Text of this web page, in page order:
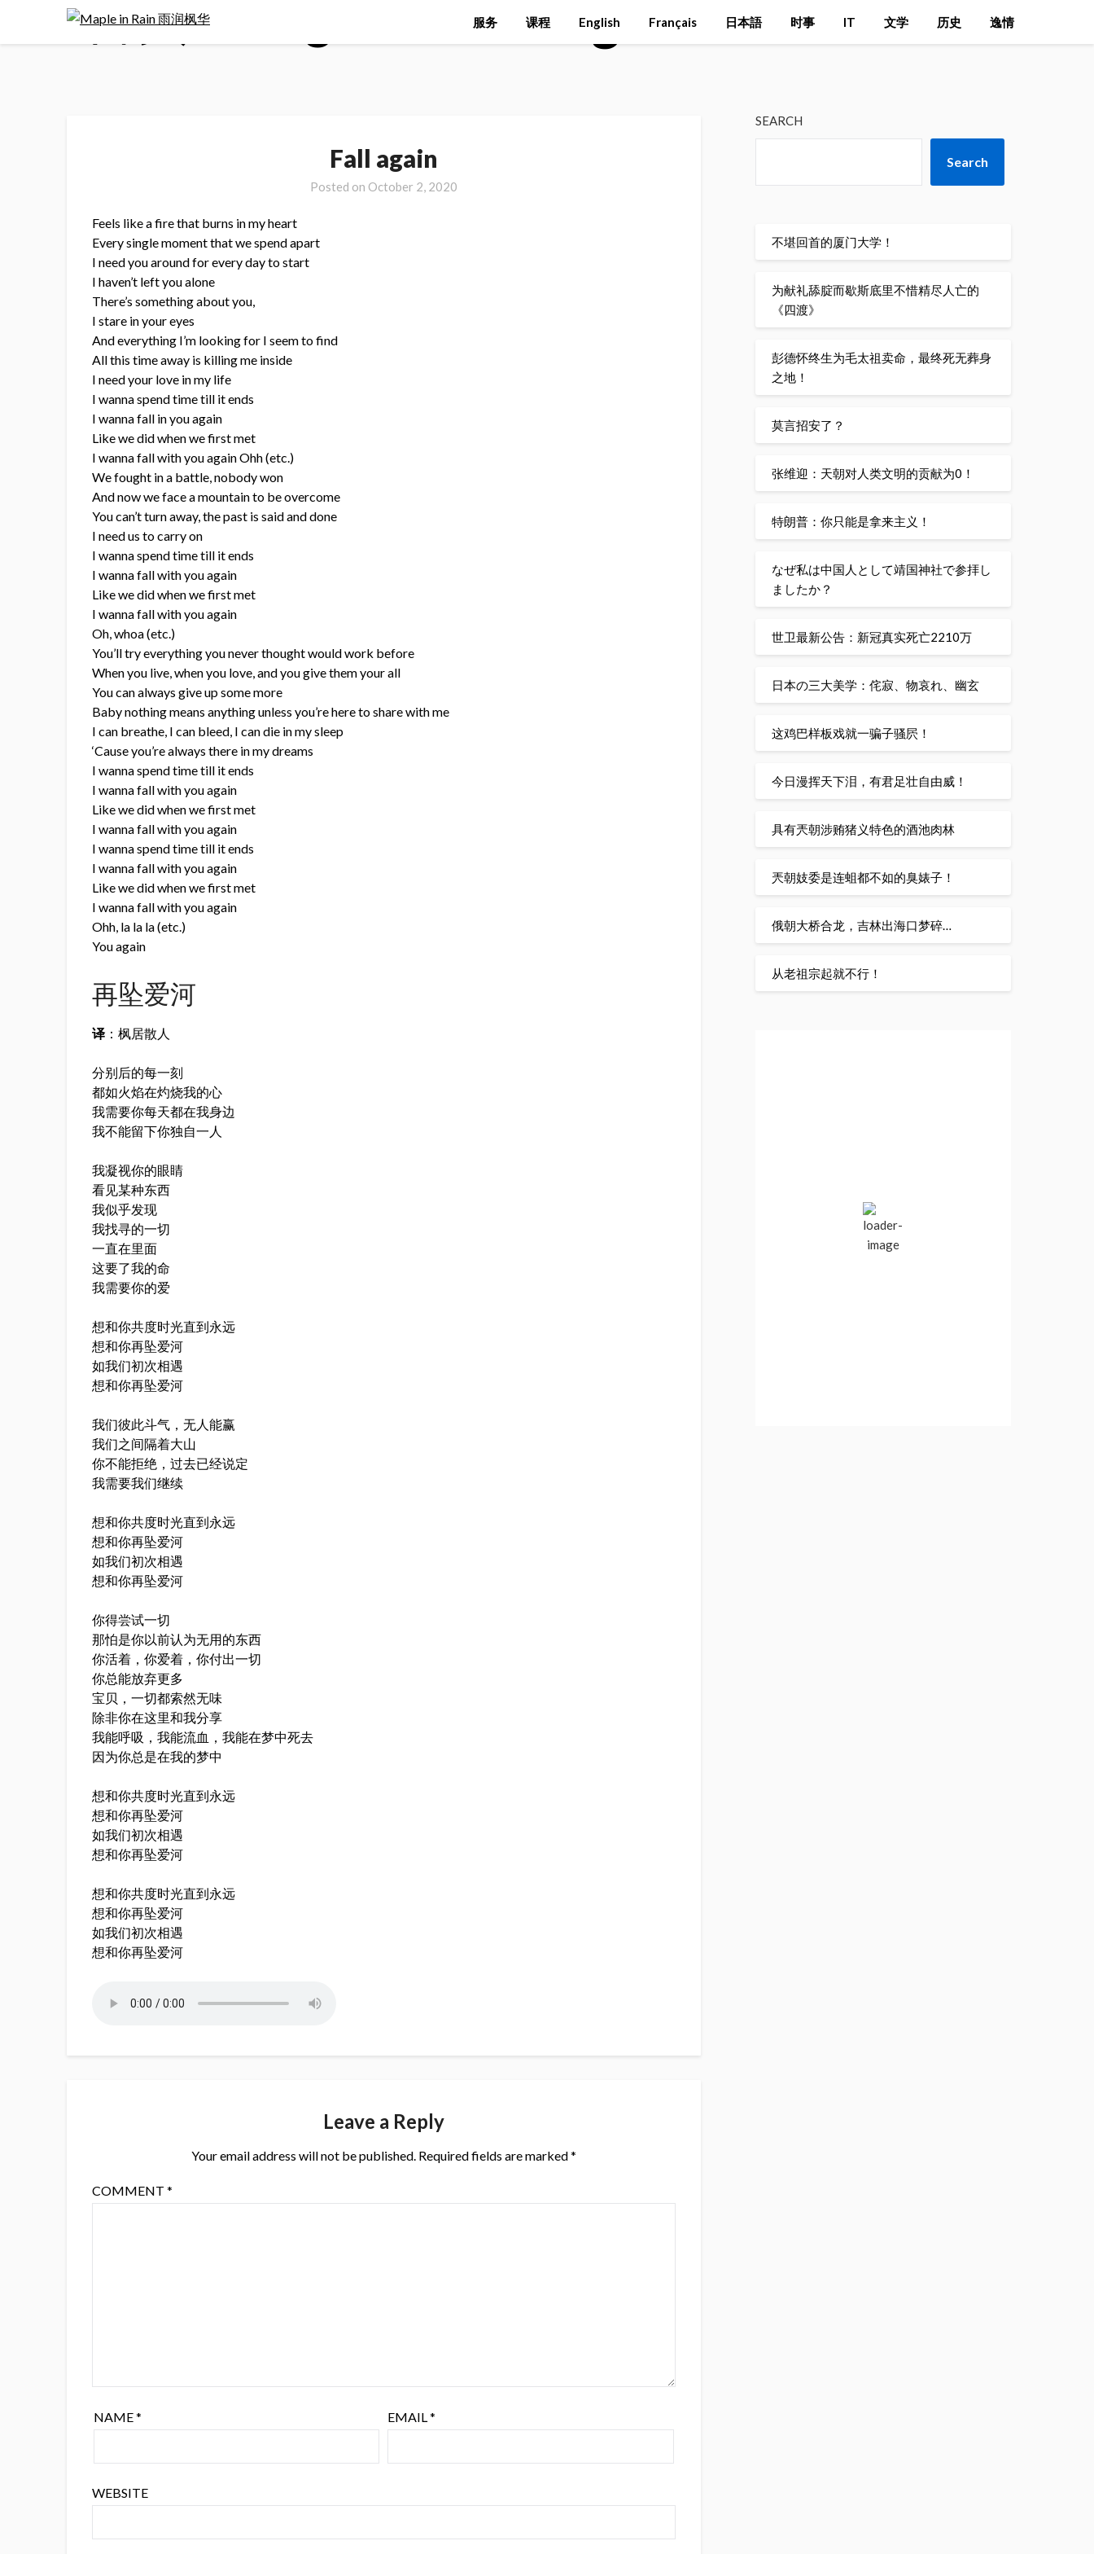
服务 课程 English Français 日本語 时事 IT 文学 历史 逸情
首页> Fall again
Fall again
Posted on October 2, 2020
Feels like a fire that burns in my heart
Every single moment that we spend apart
I need you around for every day to start
I haven’t left you alone
There’s something about you,
I stare in your eyes
And everything I’m looking for I seem to find
All this time away is killing me inside
I need your love in my life
I wanna spend time till it ends
I wanna fall in you again
Like we did when we first met
I wanna fall with you again Ohh (etc.)
We fought in a battle, nobody won
And now we face a mountain to be overcome
You can’t turn away, the past is said and done
I need us to carry on
I wanna spend time till it ends
I wanna fall with you again
Like we did when we first met
I wanna fall with you again
Oh, whoa (etc.)
You’ll try everything you never thought would work before
When you live, when you love, and you give them your all
You can always give up some more
Baby nothing means anything unless you’re here to share with me
I can breathe, I can bleed, I can die in my sleep
‘Cause you’re always there in my dreams
I wanna spend time till it ends
I wanna fall with you again
Like we did when we first met
I wanna fall with you again
I wanna spend time till it ends
I wanna fall with you again
Like we did when we first met
I wanna fall with you again
Ohh, la la la (etc.)
You again
再坠爱河
译 ：枫居散人
分别后的每一刻
都如火焰在灼烧我的心
我需要你每天都在我身边
我不能留下你独自一人
我凝视你的眼睛
看见某种东西
我似乎发现
我找寻的一切
一直在里面
这要了我的命
我需要你的爱
想和你共度时光直到永远
想和你再坠爱河
如我们初次相遇
想和你再坠爱河
我们彼此斗气，无人能赢
我们之间隔着大山
你不能拒绝，过去已经说定
我需要我们继续
想和你共度时光直到永远
想和你再坠爱河
如我们初次相遇
想和你再坠爱河
你得尝试一切
那怕是你以前认为无用的东西
你活着，你爱着，你付出一切
你总能放弃更多
宝贝，一切都索然无味
除非你在这里和我分享
我能呼吸，我能流血，我能在梦中死去
因为你总是在我的梦中
想和你共度时光直到永远
想和你再坠爱河
如我们初次相遇
想和你再坠爱河
想和你共度时光直到永远
想和你再坠爱河
如我们初次相遇
想和你再坠爱河
Leave a Reply
Your email address will not be published. Required fields are marked*
COMMENT*
NAME* EMAIL*
WEBSITE
SEARCH
Search
不堪回首的厦门大学！
为献礼舔腚而歇斯底里不惜精尽人亡的
《四渡》
彭德怀终生为毛太祖卖命，最终死无葬身
之地！
莫言招安了？
张维迎：天朝对人类文明的贡献为0！
特朗普：你只能是拿来主义！
なぜ私は中国人として靖国神社で参拝し
ましたか？
世卫最新公告：新冠真实死亡2210万
日本の三大美学：侘寂、物哀れ、幽玄
这鸡巴样板戏就一骗子骚屄！
今日漫挥天下泪，有君足壮自由威！
具有兲朝涉贿猪义特色的酒池肉林
兲朝妓委是连蛆都不如的臭婊子！
俄朝大桥合龙，吉林出海口梦碎…
从老祖宗起就不行！
16
Clear Sky